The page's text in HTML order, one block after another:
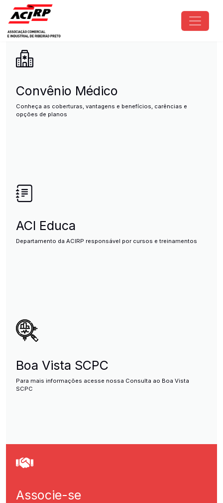
Pular para o conteúdo principal
ACIRP - Associação Comercial
Convênio Médico
Conheça as coberturas, vantagens e benefícios, carências e
opções de planos
ACI Educa
Departamento da ACIRP responsável por cursos e treinamentos
Boa Vista SCPC
Para mais informações acesse nossa Consulta ao Boa Vista
SCPC
Associe-se